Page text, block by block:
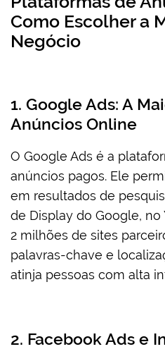
Como Escolher a
Negócio
1. Google Ads: A
Anúncios Online
O Google Ads é a
anúncios pagos. Ele
em resultados de
de Display do Google, no
2 milhões de sites
palavras-chave e
atinja pessoas com alta
2. Facebook Ads e